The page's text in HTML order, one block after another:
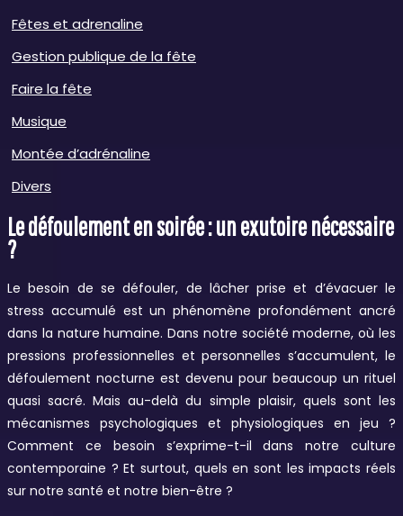
Fêtes et adrenaline
Gestion publique de la fête
Faire la fête
Musique
Montée d’adrénaline
Divers
Le défoulement en soirée : un exutoire nécessaire
?
Le besoin de se défouler, de lâcher prise et d’évacuer le
stress accumulé est un phénomène profondément ancré
dans la nature humaine. Dans notre société moderne, où les
pressions professionnelles et personnelles s’accumulent, le
défoulement nocturne est devenu pour beaucoup un rituel
quasi sacré. Mais au-delà du simple plaisir, quels sont les
mécanismes psychologiques et physiologiques en jeu ?
Comment ce besoin s’exprime-t-il dans notre culture
contemporaine ? Et surtout, quels en sont les impacts réels
sur notre santé et notre bien-être ?